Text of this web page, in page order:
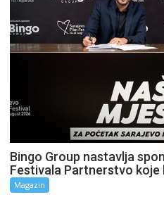
Bingo Group nastavlja
Festivala Partnerstvo koje
Magazin